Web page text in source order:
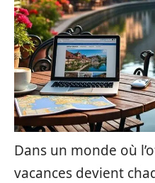
Dans un monde où
vacances devient